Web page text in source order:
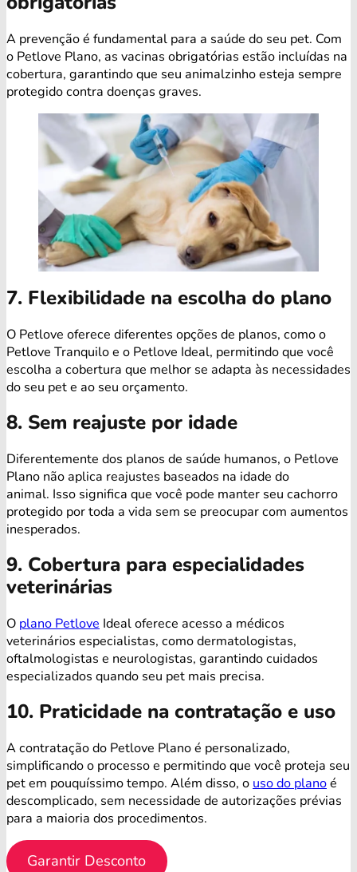
A prevenção é fundamental para a saúde do seu pet. Com
o Petlove Plano, as vacinas obrigatórias estão incluídas na
cobertura, garantindo que seu animalzinho esteja sempre
protegido contra doenças graves.
7. Flexibilidade na escolha do plano
O Petlove oferece diferentes opções de planos, como o
Petlove Tranquilo e o Petlove Ideal, permitindo que você
escolha a cobertura que melhor se adapta às necessidades
do seu pet e ao seu orçamento.
8. Sem reajuste por idade
Diferentemente dos planos de saúde humanos, o Petlove
Plano não aplica reajustes baseados na idade do
animal. Isso significa que você pode manter seu cachorro
protegido por toda a vida sem se preocupar com aumentos
inesperados.
9. Cobertura para especialidades
veterinárias
O plano Petlove Ideal oferece acesso a médicos
veterinários especialistas, como dermatologistas,
oftalmologistas e neurologistas, garantindo cuidados
especializados quando seu pet mais precisa.
10. Praticidade na contratação e uso
A contratação do Petlove Plano é personalizado,
simplificando o processo e permitindo que você proteja seu
pet em pouquíssimo tempo. Além disso, o uso do planoé
descomplicado, sem necessidade de autorizações prévias
para a maioria dos procedimentos.
Garantir Desconto